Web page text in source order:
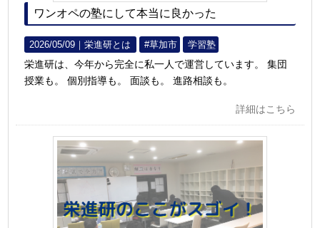
ワンオペの塾にして本当に良かった
2026/05/09｜栄進研とは #草加市 学習塾
栄進研は、今年から完全に私一人で運営しています。 集団
授業も。 個別指導も。 面談も。 進路相談も。
詳細はこちら